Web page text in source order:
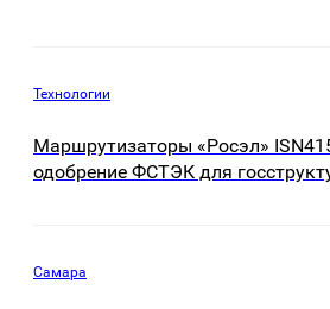
Технологии
Маршрутизаторы «Росэл»
одобрение ФСТЭК для
Самара